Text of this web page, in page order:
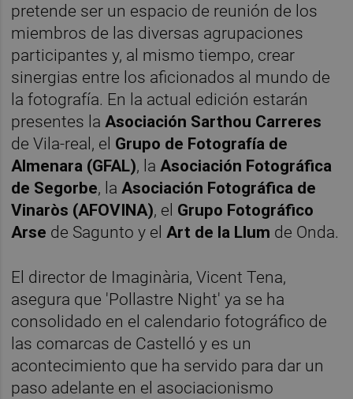
pretende ser un espacio de reunión de los
miembros de las diversas agrupaciones
participantes y, al mismo tiempo, crear
sinergias entre los aficionados al mundo de
la fotografía. En la actual edición estarán
presentes laAsociación Sarthou Carreres
de Vila-real, el Grupo de Fotografía de
Almenara (GFAL), laAsociación Fotográfica
de Segorbe, laAsociación Fotográfica de
Vinaròs (AFOVINA), el Grupo Fotográfico
Arse de Sagunto y elArt de la Llum de Onda.
El director de Imaginària, Vicent Tena,
asegura que 'Pollastre Night' ya se ha
consolidado en el calendario fotográfico de
las comarcas de Castelló y es un
acontecimiento que ha servido para dar un
paso adelante en el asociacionismo